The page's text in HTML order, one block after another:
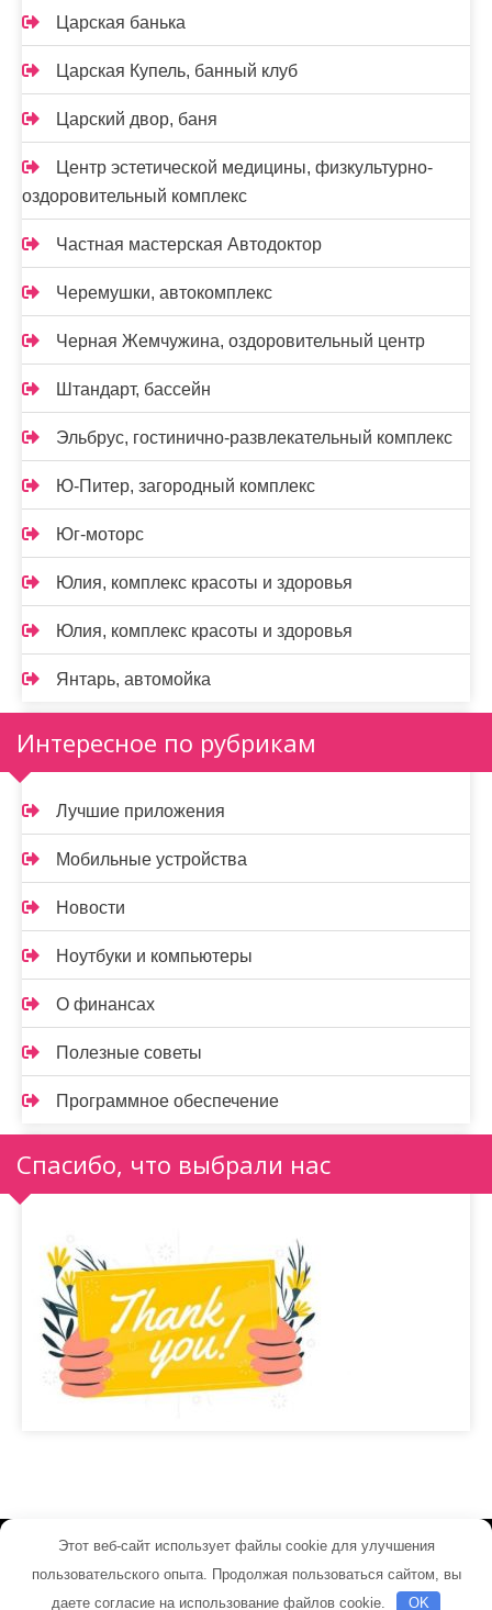
Царская банька
Царская Купель, банный клуб
Царский двор, баня
Центр эстетической медицины, физкультурно-
оздоровительный комплекс
Частная мастерская Автодоктор
Черемушки, автокомплекс
Черная Жемчужина, оздоровительный центр
Штандарт, бассейн
Эльбрус, гостинично-развлекательный комплекс
Ю-Питер, загородный комплекс
Юг-моторс
Юлия, комплекс красоты и здоровья
Юлия, комплекс красоты и здоровья
Янтарь, автомойка
Интересное по рубрикам
Лучшие приложения
Мобильные устройства
Новости
Ноутбуки и компьютеры
О финансах
Полезные советы
Программное обеспечение
Спасибо, что выбрали нас
its-net.ru - Работает на WordPress
Тема от Grace Themes
Этот веб-сайт использует файлы cookie для улучшения
пользовательского опыта. Продолжая пользоваться сайтом, вы
даете согласие на использование файлов cookie.
OK